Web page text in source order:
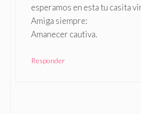
esperamos en esta tu casita
Amiga siempre:
Amanecer cautiva.
Responder